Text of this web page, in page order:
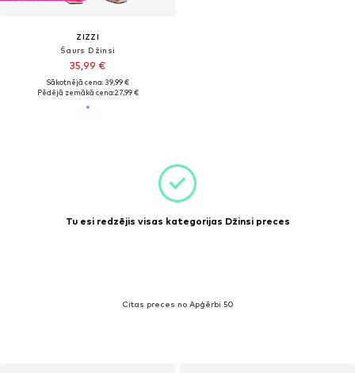
ZIZZI
Šaurs Džinsi
35,99 €
Sākotnējā cena: 39,99 €
Pēdējā zemākā cena:27,99 €
Tu esi redzējis visas kategorijas Džinsi preces
Citas preces no Apģērbi 50